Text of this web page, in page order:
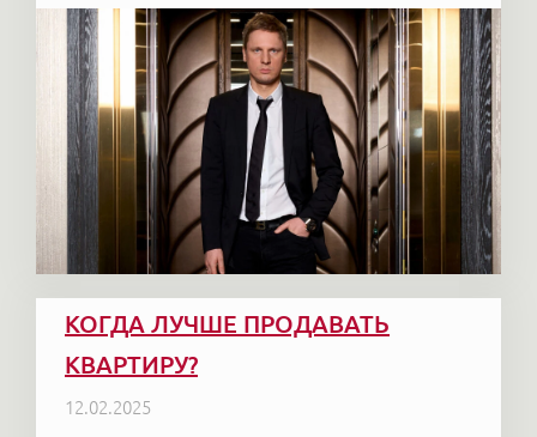
КОГДА ЛУЧШЕ ПРОДАВАТЬ
КВАРТИРУ?
12.02.2025